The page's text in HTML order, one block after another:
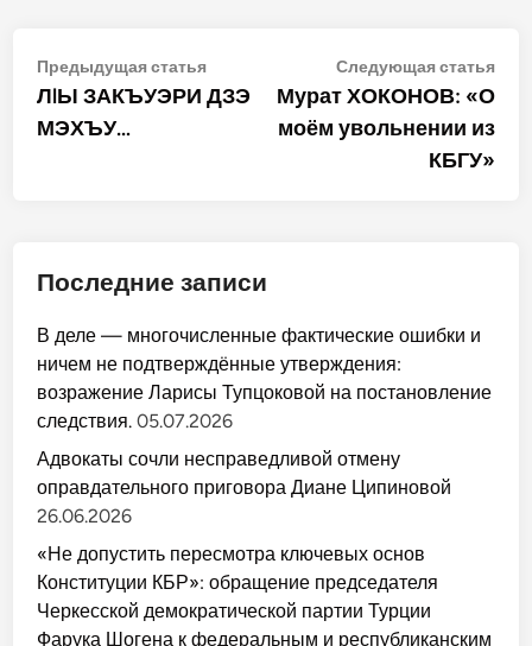
Навигация
по
записям
Предыдущая статьяПредыдущая
статья:
ЛlЫ ЗАКЪУЭРИ ДЗЭ
МЭХЪУ…
Следующая статья
Мурат ХОКОНОВ: «О
моём увольнении из
КБГУ»
Последние записи
В деле — многочисленные фактические ошибки и
ничем не подтверждённые утверждения:
возражение Ларисы Тупцоковой на постановление
следствия. 05.07.2026
Адвокаты сочли несправедливой отмену
оправдательного приговора Диане Ципиновой
26.06.2026
«Не допустить пересмотра ключевых основ
Конституции КБР»: обращение председателя
Черкесской демократической партии Турции
Фарука Шогена к федеральным и республиканским